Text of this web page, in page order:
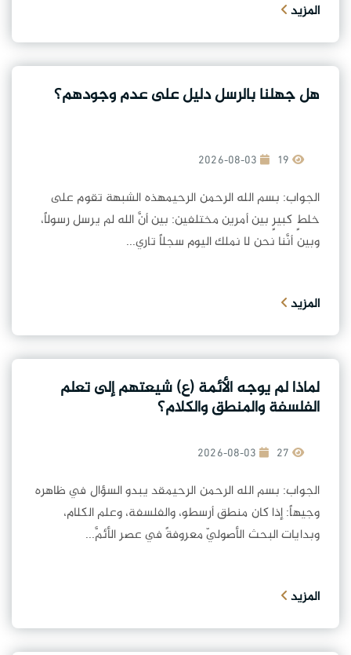
المزيد
هل جهلنا بالرسل دليل على عدم وجودهم؟
2026-08-03
الجواب: بسم الله الرحمن الرحيمهذه الشبهة تقوم على
خلطٍ كبيرٍ بين أمرين مختلفين: بين أنَّ الله لم يرسل رسولاً،
وبين أنَّنا نحن لا نملك اليوم سجلاً تاري...
المزيد
لماذا لم يوجه الأئمة (ع) شيعتهم إلى تعلم
الفلسفة والمنطق والكلام؟
2026-08-03
الجواب: بسم الله الرحمن الرحيمقد يبدو السؤال في ظاهره
وجيهاً: إذا كان منطق أرسطو، والفلسفة، وعلم الكلام،
وبدايات البحث الأصوليّ معروفةً في عصر الأئمَّ...
المزيد